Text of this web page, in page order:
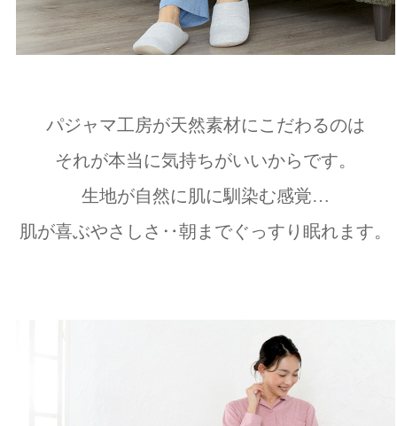
パジャマ工房が天然素材にこだわるのは
それが本当に気持ちがいいからです。
生地が自然に肌に馴染む感覚…
肌が喜ぶやさしさ‥朝までぐっすり眠れます。